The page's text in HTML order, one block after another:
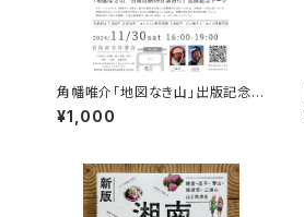
角幡唯介「地図なき山」出版記念ト
ークイベント録画視聴権
¥1,000